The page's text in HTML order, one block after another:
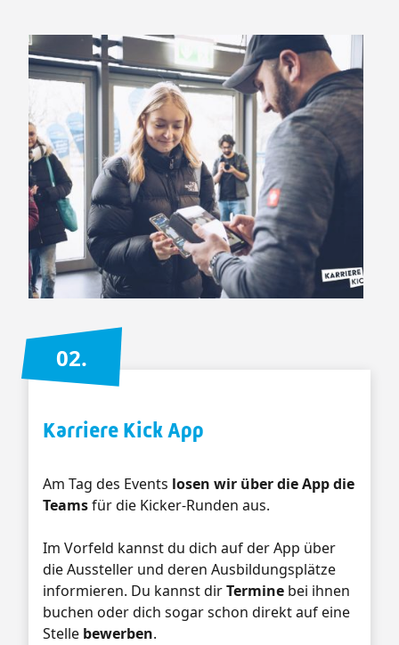
02.
Karriere Kick App
Am Tag des Events losen wir über die App die
Teamsfür die Kicker-Runden aus.
Im Vorfeld kannst du dich auf der App über
die Aussteller und deren Ausbildungsplätze
informieren. Du kannst dirTermine bei ihnen
buchen oder dich sogar schon direkt auf eine
Stelle bewerben.